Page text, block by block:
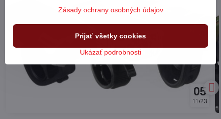
05
11/23
Zásady ochrany osobných údajov
Ukázať podrobnosti
Prijať všetky cookies